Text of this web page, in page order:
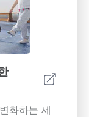
립되어 혼
한 변화는
우 더 심각
. 고통의 일
좌절감은
작스러운
는 방법
성적의 변
화하는 세